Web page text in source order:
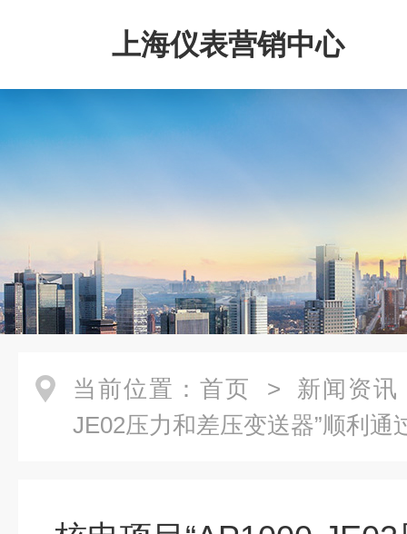
上海仪表营销中心
当前位置： 首页 > 新闻资讯
JE02压力和差压变送器”顺利通